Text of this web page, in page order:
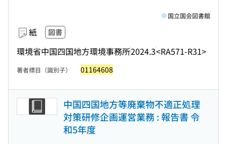
紙 図書
環境省中国四国地方環境事務所2024.3<RA571-R31>
国立国会図書館
著者標目（識別子） 01164608
中国四国地方等廃棄物不適正処理
対策研修企画運営業務 : 報告書 令
和5年度